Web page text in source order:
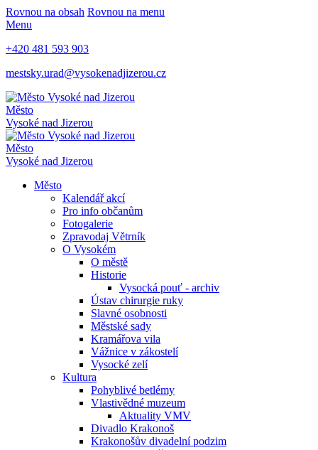
Rovnou na obsah Rovnou na menu
Menu
+420 481 593 903
mestsky.urad@vysokenadjizerou.cz
Město
Vysoké nad Jizerou
Město
Vysoké nad Jizerou
Město
Kalendář akcí
Pro info občanům
Fotogalerie
Zpravodaj Větrník
O Vysokém
O městě
Historie
Vysocká pouť - archiv
Ústav chirurgie ruky
Slavné osobnosti
Městské sady
Kramářova vila
Vážnice v zákostelí
Vysocké zelí
Kultura
Pohyblivé betlémy
Vlastivědné muzeum
Aktuality VMV
Divadlo Krakonoš
Krakonošův divadelní podzim